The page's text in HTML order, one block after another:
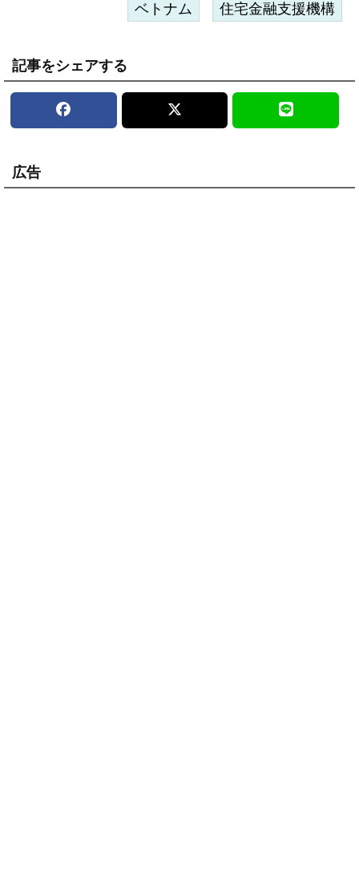
ベトナム 住宅金融支援機構
記事をシェアする
広告